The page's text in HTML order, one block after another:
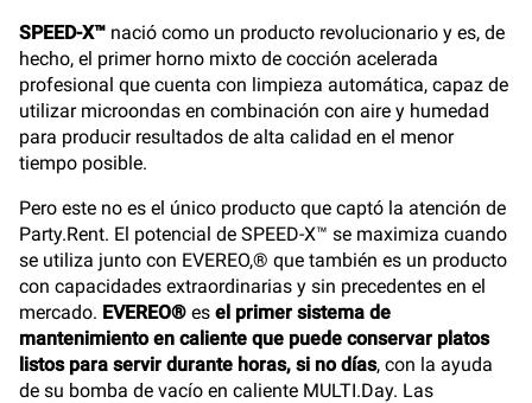
SPEED-X™ nació como un producto revolucionario y es, de
hecho, el primer horno mixto de cocción acelerada
profesional que cuenta con limpieza automática, capaz de
utilizar microondas en combinación con aire y humedad
para producir resultados de alta calidad en el menor
tiempo posible.
Pero este no es el único producto que captó la atención de
Party.Rent. El potencial de SPEED-X™ se maximiza cuando
se utiliza junto con EVEREO,® que también es un producto
con capacidades extraordinarias y sin precedentes en el
mercado. EVEREO® es el primer sistema de
mantenimiento en caliente que puede conservar platos
listos para servir durante horas, si no días, con la ayuda
de su bomba de vacío en caliente MULTI.Day. Las